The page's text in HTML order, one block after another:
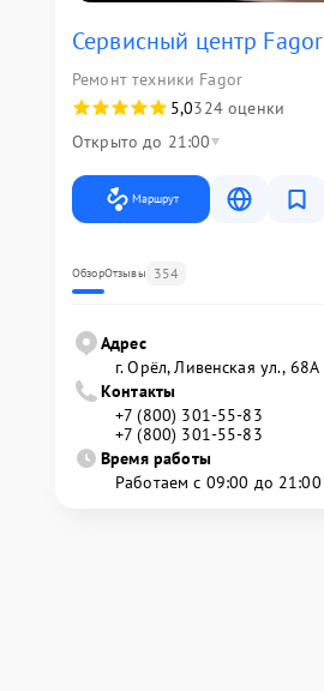
Сервисный центр Fagor
Ремонт техники Fagor
5,0324 оценки
Открыто до 21:00
Маршрут
ОбзорОтзывы 354
Адрес
г. Орёл, Ливенская ул., 68А
Контакты
+7 (800) 301-55-83
+7 (800) 301-55-83
Время работы
Работаем с 09:00 до 21:00